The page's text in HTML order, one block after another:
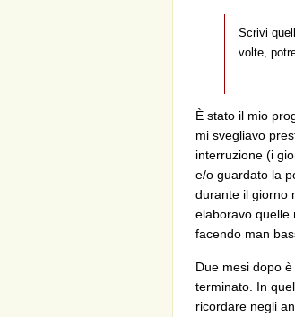
Scrivi
volte,
È stato il mio
mi svegliavo
interruzione (i
e/o guardato la
durante il giorno
elaboravo quelle
facendo man
Due mesi dopo
terminato. In
ricordare negli